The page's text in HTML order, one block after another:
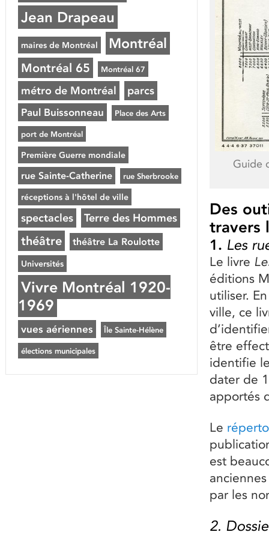
Guide
Des
travers
1. Les
Le livre
éditions
utiliser.
ville, ce
être
identifie
dater de
apportés
Le
est
par les
2.
Jean Drapeau
maires de Montréal Montréal
Montréal 65 Montréal 67
métro de Montréal parcs
Paul Buissonneau Place des Arts
port de Montréal
Première Guerre mondiale
rue Sainte-Catherine rue Sherbrooke
réceptions à l'hôtel de ville
spectacles Terre des Hommes
théâtre théâtre La Roulotte
Universités
Vivre Montréal 1920-
1969
vues aériennes Île Sainte-Hélène
élections municipales